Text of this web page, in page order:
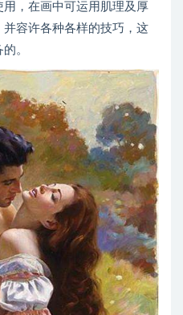
，在画中可运用肌理及厚
容许各种各样的技巧，这
。